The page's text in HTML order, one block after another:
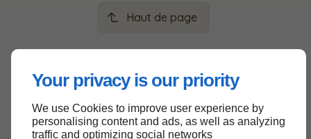
Your privacy is our priority
We use Cookies to improve user experience by
personalising content and ads, as well as analyzing
traffic and optimizing social networks
Haut de page